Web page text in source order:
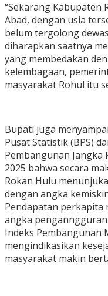
“Sekarang Kabupaten
Abad, dengan usia
belum tergolong
diharapkan saatnya
yang membedakan
kelembagaan,
masyarakat Rohul itu
Bupati juga
Pusat Statistik (BPS)
Pembangunan Jangka
2025 bahwa secara
Rokan Hulu
dengan angka
Pendapatan perkapita
angka penganngguran
Indeks Pembangunan
mengindikasikan
masyarakat makin